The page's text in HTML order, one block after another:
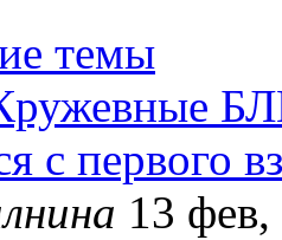
темы
с первого
13